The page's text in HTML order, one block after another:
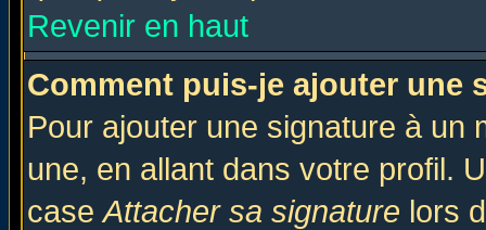
Revenir en haut
Comment puis-je ajouter une
Pour ajouter une signature à un
une, en allant dans votre profil.
caseAttacher sa signature lors